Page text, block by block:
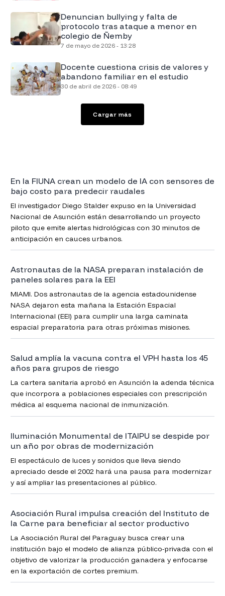
Denuncian bullying y falta de
protocolo tras ataque a menor en
colegio de Ñemby
7 de mayo de 2026 - 13:28
Docente cuestiona crisis de valores y
abandono familiar en el estudio
30 de abril de 2026 - 08:49
Cargar más
En la FIUNA crean un modelo de IA con sensores de
bajo costo para predecir raudales
El investigador Diego Stalder expuso en la Universidad
Nacional de Asunción están desarrollando un proyecto
piloto que emite alertas hidrológicas con 30 minutos de
anticipación en cauces urbanos.
Astronautas de la NASA preparan instalación de
paneles solares para la EEI
MIAMI. Dos astronautas de la agencia estadounidense
NASA dejaron esta mañana la Estación Espacial
Internacional (EEI) para cumplir una larga caminata
espacial preparatoria para otras próximas misiones.
Salud amplía la vacuna contra el VPH hasta los 45
años para grupos de riesgo
La cartera sanitaria aprobó en Asunción la adenda técnica
que incorpora a poblaciones especiales con prescripción
médica al esquema nacional de inmunización.
Iluminación Monumental de ITAIPU se despide por
un año por obras de modernización
El espectáculo de luces y sonidos que lleva siendo
apreciado desde el 2002 hará una pausa para modernizar
y así ampliar las presentaciones al público.
Asociación Rural impulsa creación del Instituto de
la Carne para beneficiar al sector productivo
La Asociación Rural del Paraguay busca crear una
institución bajo el modelo de alianza público-privada con el
objetivo de valorizar la producción ganadera y enfocarse
en la exportación de cortes premium.